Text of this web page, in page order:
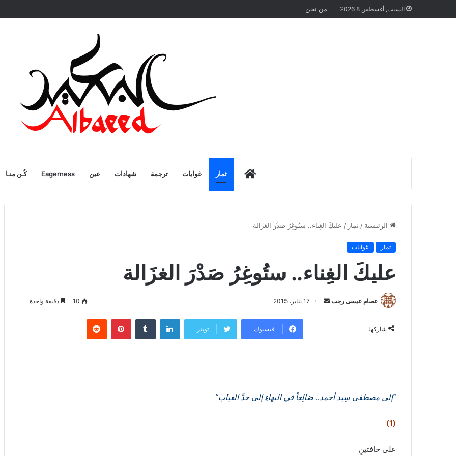
السبت, أغسطس 8 2026 من نحن
الرئيسية
ثمار غوايات ترجمة شهادات عين Eagerness كُـن منـا
الرئيسية / ثمار / عليكَ الغِناء.. ستُوغِرُ صَدْرَ الغزَالة
ثمار غوايات
عليكَ الغِناء.. ستُوغِرُ صَدْرَ الغزَالة
عصام عيسى رجب
ا
17 يناير، 2015 10 دقيقة واحدة
شاركها فيسبوك تويتر
لينكدإن بينتيريست
“إلى مصطفى سِيد أحمد.. ضالِعاً في البهاءِ إلى حدِّ الغياب”
(1)
على حافتينِ